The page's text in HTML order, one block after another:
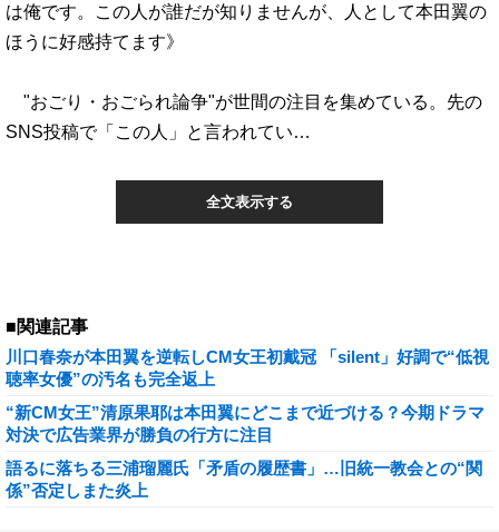
は俺です。この人が誰だが知りませんが、人として本田翼の
ほうに好感持てます》
"おごり・おごられ論争"が世間の注目を集めている。先の
SNS投稿で「この人」と言われてい…
全文表示する
■関連記事
川口春奈が本田翼を逆転しCM女王初戴冠 「silent」好調で“低視
聴率女優”の汚名も完全返上
“新CM女王”清原果耶は本田翼にどこまで近づける？今期ドラマ
対決で広告業界が勝負の行方に注目
語るに落ちる三浦瑠麗氏「矛盾の履歴書」…旧統一教会との“関
係”否定しまた炎上